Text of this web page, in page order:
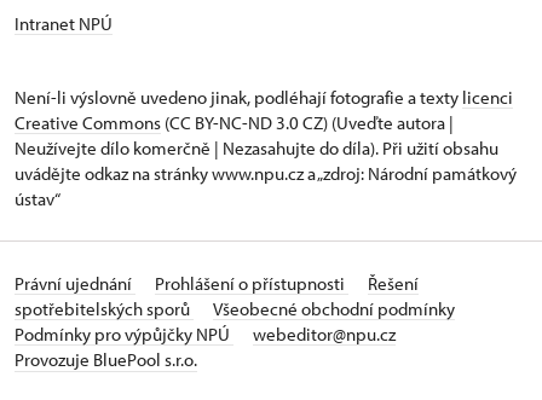
Intranet NPÚ
Není-li výslovně uvedeno jinak, podléhají fotografie a texty licenci
Creative Commons (CC BY-NC-ND 3.0 CZ) (Uveďte autora |
Neužívejte dílo komerčně | Nezasahujte do díla). Při užití obsahu
uvádějte odkaz na stránky www.npu.cz a „zdroj: Národní památkový
ústav“
Právní ujednání Prohlášení o přístupnosti
Řešení
spotřebitelských sporů
Všeobecné obchodní podmínky
Podmínky pro výpůjčky NPÚ
webeditor@npu.cz
Provozuje BluePool s.r.o.